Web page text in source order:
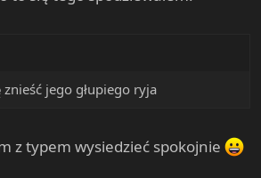
jego głupiego ryja
z typem wysiedzieć spokojnie